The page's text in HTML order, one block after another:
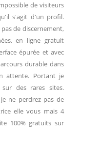
de visiteurs
s'agit d'un profil.
de discernement,
en ligne gratuit
épurée et avec
durable dans
attente. Portant je
des rares sites.
ne perdrez pas de
elle vous mais 4
100% gratuits sur